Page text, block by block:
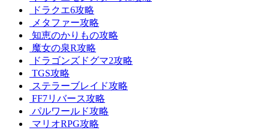
ドラクエ6攻略
メタファー攻略
知恵のかりもの攻略
魔女の泉R攻略
ドラゴンズドグマ2攻略
TGS攻略
ステラーブレイド攻略
FF7リバース攻略
パルワールド攻略
マリオRPG攻略